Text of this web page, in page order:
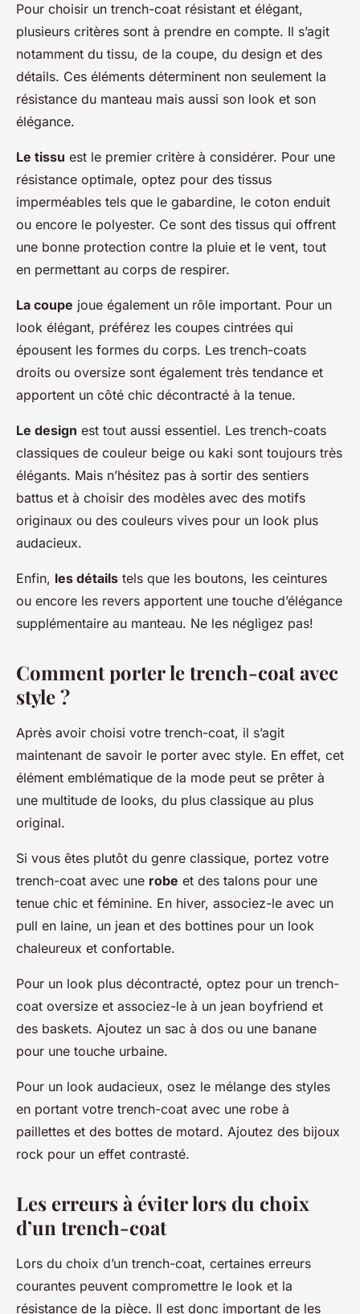
Pour choisir un trench-coat résistant et élégant,
plusieurs critères sont à prendre en compte. Il s’agit
notamment du tissu, de la coupe, du design et des
détails. Ces éléments déterminent non seulement la
résistance du manteau mais aussi son look et son
élégance.
Le tissu est le premier critère à considérer. Pour une
résistance optimale, optez pour des tissus
imperméables tels que le gabardine, le coton enduit
ou encore le polyester. Ce sont des tissus qui offrent
une bonne protection contre la pluie et le vent, tout
en permettant au corps de respirer.
La coupe joue également un rôle important. Pour un
look élégant, préférez les coupes cintrées qui
épousent les formes du corps. Les trench-coats
droits ou oversize sont également très tendance et
apportent un côté chic décontracté à la tenue.
Le design est tout aussi essentiel. Les trench-coats
classiques de couleur beige ou kaki sont toujours très
élégants. Mais n’hésitez pas à sortir des sentiers
battus et à choisir des modèles avec des motifs
originaux ou des couleurs vives pour un look plus
audacieux.
Enfin, les détails tels que les boutons, les ceintures
ou encore les revers apportent une touche d’élégance
supplémentaire au manteau. Ne les négligez pas!
Comment porter le trench-coat avec
style ?
Après avoir choisi votre trench-coat, il s’agit
maintenant de savoir le porter avec style. En effet, cet
élément emblématique de la mode peut se prêter à
une multitude de looks, du plus classique au plus
original.
Si vous êtes plutôt du genre classique, portez votre
trench-coat avec une robe et des talons pour une
tenue chic et féminine. En hiver, associez-le avec un
pull en laine, un jean et des bottines pour un look
chaleureux et confortable.
Pour un look plus décontracté, optez pour un trench-
coat oversize et associez-le à un jean boyfriend et
des baskets. Ajoutez un sac à dos ou une banane
pour une touche urbaine.
Pour un look audacieux, osez le mélange des styles
en portant votre trench-coat avec une robe à
paillettes et des bottes de motard. Ajoutez des bijoux
rock pour un effet contrasté.
Les erreurs à éviter lors du choix
d’un trench-coat
Lors du choix d’un trench-coat, certaines erreurs
courantes peuvent compromettre le look et la
résistance de la pièce. Il est donc important de les